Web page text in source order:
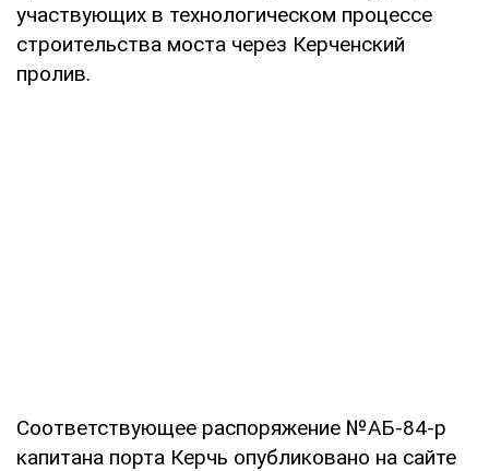
участвующих в технологическом процессе
строительства моста через Керченский
пролив.
Соответствующее распоряжение №АБ-84-р
капитана порта Керчь опубликовано на сайте